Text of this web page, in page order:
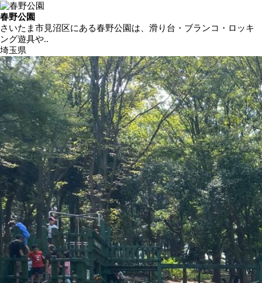
春野公園
さいたま市見沼区にある春野公園は、滑り台・ブランコ・ロッキ
ング遊具や..
埼玉県